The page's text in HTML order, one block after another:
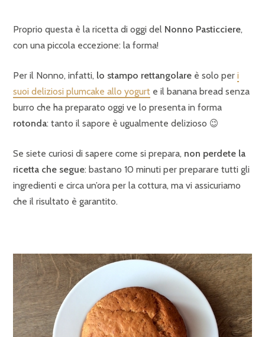
Proprio questa è la ricetta di oggi del Nonno Pasticciere,
con una piccola eccezione: la forma!
Per il Nonno, infatti, lo stampo rettangolare è solo per i
suoi deliziosi plumcake allo yogurt e il banana bread senza
burro che ha preparato oggi ve lo presenta in forma
rotonda: tanto il sapore è ugualmente delizioso 😉
Se siete curiosi di sapere come si prepara, non perdete la
ricetta che segue: bastano 10 minuti per preparare tutti gli
ingredienti e circa un’ora per la cottura, ma vi assicuriamo
che il risultato è garantito.